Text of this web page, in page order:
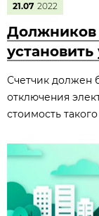
21.07 2022
Должников
Счетчик должен
отключения
стоимость